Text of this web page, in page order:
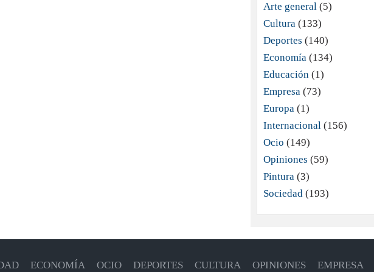
Arte general (5)
Cultura (133)
Deportes (140)
Economía (134)
Educación (1)
Empresa (73)
Europa (1)
Internacional (156)
Ocio (149)
Opiniones (59)
Pintura (3)
Sociedad (193)
ECONOMÍA OCIO DEPORTES CULTURA OPINIONES EMPRESA